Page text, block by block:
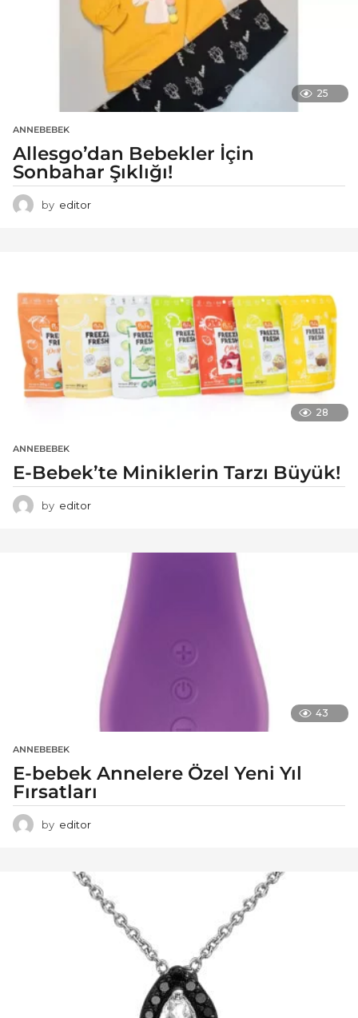
25
ANNEBEBEK
Allesgo’dan Bebekler İçin
Sonbahar Şıklığı!
by editor
28
ANNEBEBEK
E-Bebek’te Miniklerin Tarzı Büyük!
by editor
43
ANNEBEBEK
E-bebek Annelere Özel Yeni Yıl
Fırsatları
by editor